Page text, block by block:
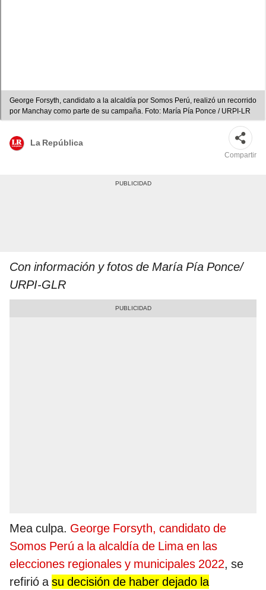
George Forsyth, candidato a la alcaldía por Somos Perú, realizó un recorrido
por Manchay como parte de su campaña. Foto: María Pía Ponce / URPI-LR
La República
Compartir
Con información y fotos de María Pía Ponce/
URPI-GLR
Mea culpa. George Forsyth, candidato de
Somos Perú a la alcaldía de Lima en las
elecciones regionales y municipales 2022, se
refirió asu decisión de haber dejado la